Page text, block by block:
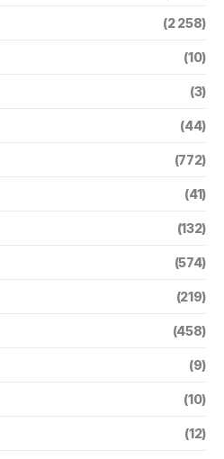
(2 258)
(10)
(3)
(44)
(772)
(41)
(132)
(574)
(219)
(458)
(9)
(10)
(12)